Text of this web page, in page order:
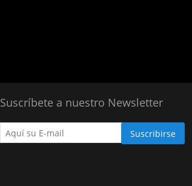
Suscríbete a nuestro Newsletter